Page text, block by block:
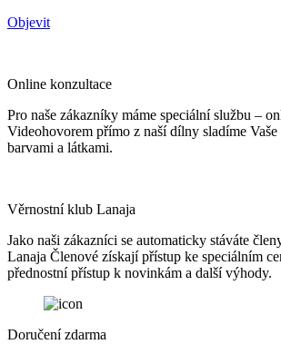
Objevit
Online konzultace
Pro naše zákazníky máme speciální službu –
Videohovorem přímo z naší dílny sladíme
barvami a látkami.
Věrnostní klub Lanaja
Jako naši zákazníci se automaticky stáváte
Lanaja Členové získají přístup ke speciálním
přednostní přístup k novinkám a další výhody.
Doručení zdarma